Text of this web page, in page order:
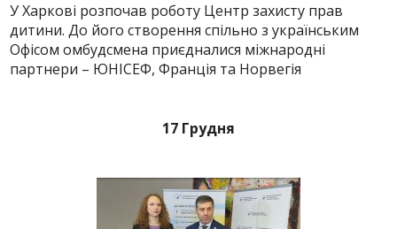
У Харкові розпочав роботу Центр захисту прав
дитини. До його створення спільно з українським
Офісом омбудсмена приєдналися міжнародні
партнери – ЮНІСЕФ, Франція та Норвегія
17 Грудня